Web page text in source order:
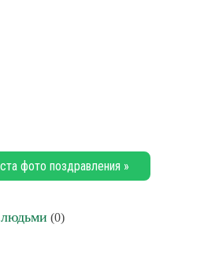
фото поздравления »
(0)